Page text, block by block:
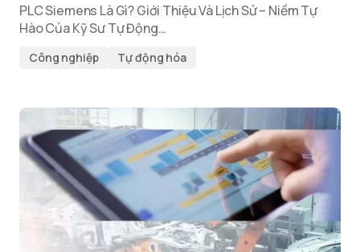
PLC Siemens Là Gì? Giới Thiệu Và Lịch Sử – Niềm Tự
Hào Của Kỹ Sư Tự Động…
Công nghiệp Tự động hóa